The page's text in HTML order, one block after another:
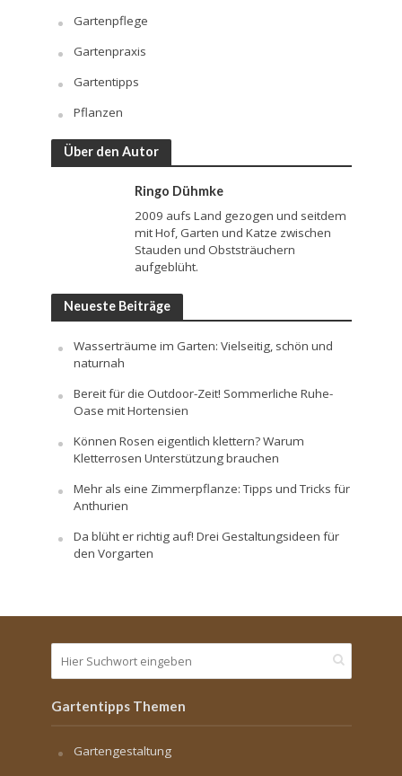
Gartenpflege
Gartenpraxis
Gartentipps
Pflanzen
Über den Autor
Ringo Dühmke
2009 aufs Land gezogen und seitdem
mit Hof, Garten und Katze zwischen
Stauden und Obststräuchern
aufgeblüht.
Neueste Beiträge
Wasserträume im Garten: Vielseitig, schön und
naturnah
Bereit für die Outdoor-Zeit! Sommerliche Ruhe-
Oase mit Hortensien
Können Rosen eigentlich klettern? Warum
Kletterrosen Unterstützung brauchen
Mehr als eine Zimmerpflanze: Tipps und Tricks für
Anthurien
Da blüht er richtig auf! Drei Gestaltungsideen für
den Vorgarten
Gartentipps Themen
Gartengestaltung